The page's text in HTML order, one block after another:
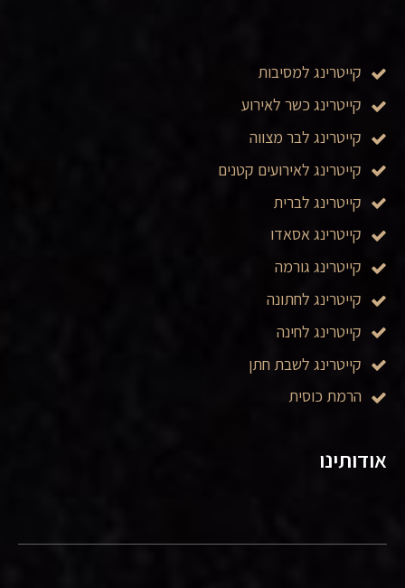
אודותינו
קייטרינג למסיבות
קייטרינג כשר לאירוע
קייטרינג לבר מצווה
קייטרינג לאירועים קטנים
קייטרינג לברית
קייטרינג אסאדו
קייטרינג גורמה
קייטרינג לחתונה
קייטרינג לחינה
קייטרינג לשבת חתן
הרמת כוסית